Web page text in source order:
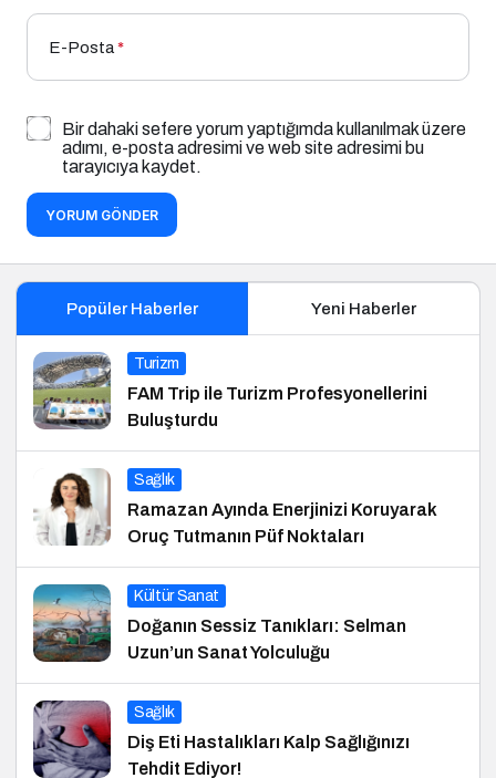
E-Posta*
Bir dahaki sefere yorum yaptığımda kullanılmak üzere
adımı, e-posta adresimi ve web site adresimi bu
tarayıcıya kaydet.
YORUM GÖNDER
Popüler Haberler Yeni Haberler
Turizm
FAM Trip ile Turizm Profesyonellerini
Buluşturdu
Sağlık
Ramazan Ayında Enerjinizi Koruyarak
Oruç Tutmanın Püf Noktaları
Kültür Sanat
Doğanın Sessiz Tanıkları: Selman
Uzun’un Sanat Yolculuğu
Sağlık
Diş Eti Hastalıkları Kalp Sağlığınızı
Tehdit Ediyor!